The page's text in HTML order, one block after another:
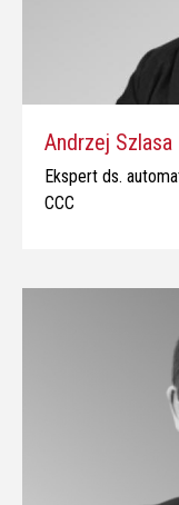
Andrzej Szlasa
Ekspert ds.
CCC